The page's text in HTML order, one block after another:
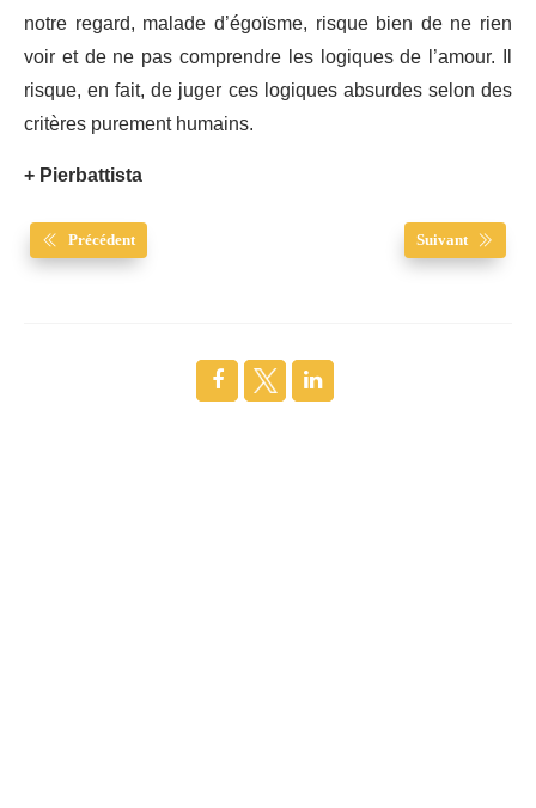
notre regard, malade d’égoïsme, risque bien de ne rien
voir et de ne pas comprendre les logiques de l’amour. Il
risque, en fait, de juger ces logiques absurdes selon des
critères purement humains.
+ Pierbattista
Précédent Suivant